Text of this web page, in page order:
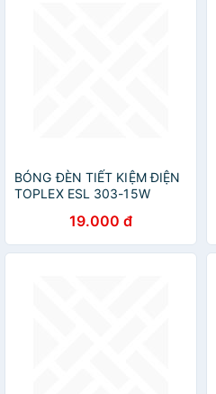
BÓNG ĐÈN TIẾT KIỆM ĐIỆN
TOPLEX ESL 303-15W
19.000 đ